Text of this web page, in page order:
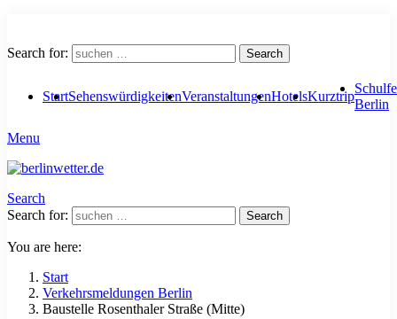
Search for: Search
StartSehenswürdigkeitenVeranstaltungenHotelsKurztrip
Berlin
Menu
Search
Search for:
Search
You are here:
Start
Verkehrsmeldungen Berlin
Baustelle Rosenthaler Straße (Mitte)